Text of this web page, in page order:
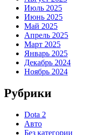
Июль 2025
Июнь 2025
Май 2025
Апрель 2025
Март 2025
Январь 2025
Декабрь 2024
Ноябрь 2024
Рубрики
Dota 2
Авто
Без категории